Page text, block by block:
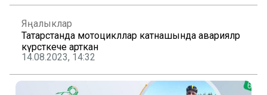
Яңалыклар
Татарстанда мотоцикллар катнашында аварияләр
күрсәткече арткан
14.08.2023, 14:32